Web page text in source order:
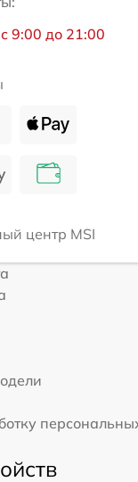
9:00 до 21:00
центр MSI